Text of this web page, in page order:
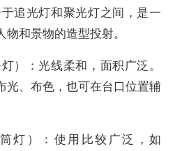
追光灯和聚光灯之间，是一
和景物的造型投射。
）：光线柔和，面积广泛。
光、布色，也可在台口位置辅
灯）：使用比较广泛，如